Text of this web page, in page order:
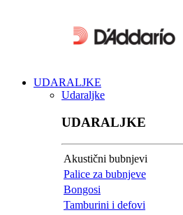
UDARALJKE
Udaraljke
UDARALJKE
Akustični bubnjevi
Palice za bubnjeve
Bongosi
Tamburini i defovi